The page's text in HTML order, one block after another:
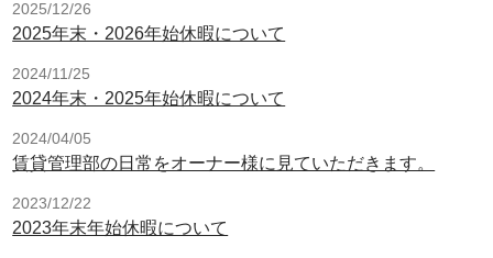
2025/12/26
2025年末・2026年始休暇について
2024/11/25
2024年末・2025年始休暇について
2024/04/05
賃貸管理部の日常をオーナー様に見ていただきます。
2023/12/22
2023年末年始休暇について